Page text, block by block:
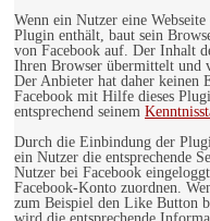
Wenn ein Nutzer eine
Plugin enthält, baut sein
von Facebook auf. Der Inhalt
Ihren Browser übermittelt und
Der Anbieter hat daher keinen
Facebook mit Hilfe dieses
entsprechend seinem
Durch die Einbindung der
ein Nutzer die entsprechende
Nutzer bei Facebook
Facebook-Konto zuordnen.
zum Beispiel den Like Button